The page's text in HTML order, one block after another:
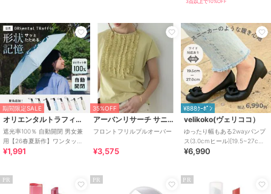
05 ダッチココア
オクチルドデカノール、ペンタイソステアリン酸ジペンタエリスリチ
ル、ジ安息香酸ＰＧ、ヘキサ脂肪酸（Ｃ５－９）ジペンタエリスリチ
ルエステルズ、トリ（カプリル酸／カプリン酸）グリセリル、合成ワ
ックス、水添ポリイソブテン、ダイマージリノール酸（フィトステリ
ル／イソステアリル／セチル／ステアリル／ベヘニル）、パラフィ
ン、グリセリン、キャンデリラロウ、フェニルプロピルジメチルシロ
キシケイ酸、合成フルオロフロゴパイト、水添野菜油、リンゴ酸ジイ
ソステアリル、イソステアリン酸ソルビタン、ラウリルＰＥＧ－９ポ
リジメチルシロキシエチルジメチコン、酸化チタン、アルガニアスピ
ノサ核油、トリイソステアリン酸ポリグリセリル－２、トリ酢酸テト
パルミチン酸）ジグリセリル、ポリヒドロキシステアリン酸、ジステ
アルジモニウムヘクトライト、（エチレン／プロピレン）コポリマ
期間限定SALE
オリエンタルトラフィック
遮光率100％ 自動開閉 男女兼
用【26春夏新作】ワンタッチ
晴雨兼用 折りたたみ傘 /G-
¥1,991
35%OFF
アーバンリサーチ サニーレーベル
フロントフリルプルオーバー
¥3,575
¥888ｸｰﾎﾟﾝ
velikoko(ヴェリココ）
ゆったり幅もある2wayパンプ
ス(3.0cmヒール)[19.5~27cm]
ラクチンきれいシューズ
¥6,990
PR PR PR